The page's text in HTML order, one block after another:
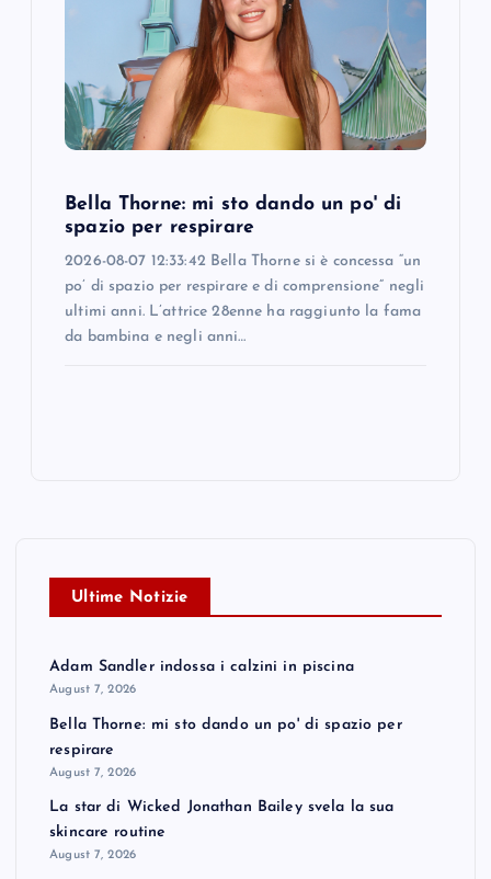
Bella Thorne: mi sto dando un po' di
spazio per respirare
2026-08-07 12:33:42 Bella Thorne si è concessa “un
po’ di spazio per respirare e di comprensione” negli
ultimi anni. L’attrice 28enne ha raggiunto la fama
da bambina e negli anni…
Ultime Notizie
Adam Sandler indossa i calzini in piscina
August 7, 2026
Bella Thorne: mi sto dando un po' di spazio per
respirare
August 7, 2026
La star di Wicked Jonathan Bailey svela la sua
skincare routine
August 7, 2026